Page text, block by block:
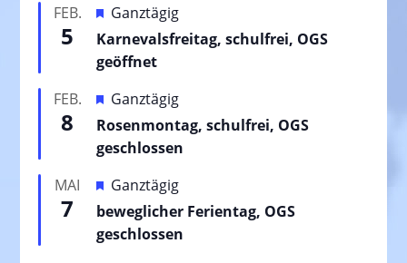
FEB.
5
H
e
r
o
r
g
h
o
b
Ganztägig
Karnevalsfreitag, schulfrei, OGS
geöffnet
FEB.
8
H
e
r
o
r
g
Ganztägig
Rosenmontag, schulfrei, OGS
geschlossen
MAI
7
H
e
r
Ganztägig
beweglicher Ferientag, OGS
geschlossen